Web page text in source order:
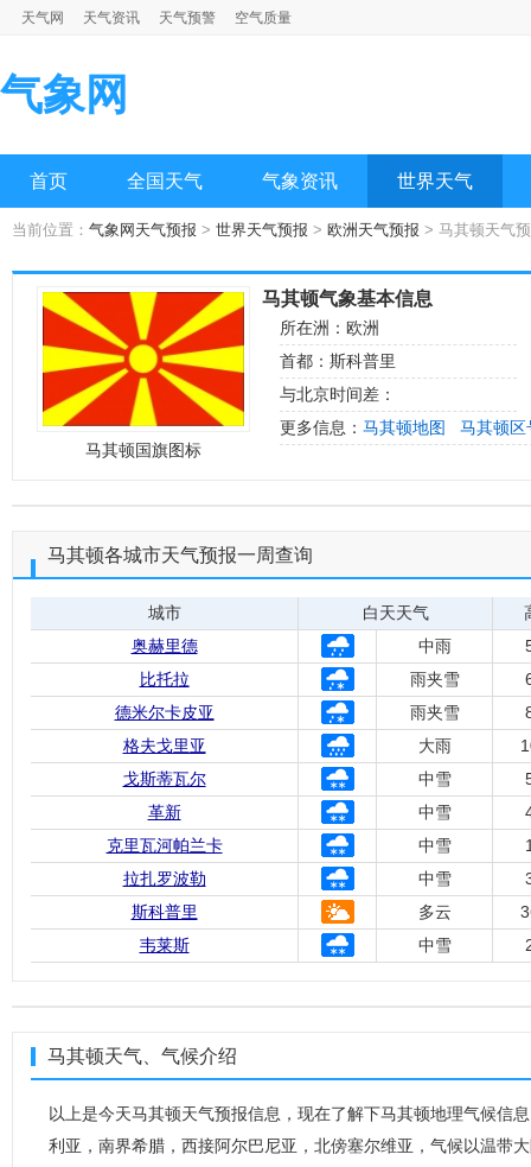
天气网 天气资讯 天气预警 空气质量
气象网
首页 全国天气 气象资讯 世界天气
当前位置： 气象网天气预报 > 世界天气预报 > 欧洲天气预报 > 马其顿天气
马其顿国旗图标
马其顿气象基本信息
所在洲：欧洲
首都：斯科普里
与北京时间差：
更多信息： 马其顿地图 马其顿区
马其顿各城市天气预报一周查询
城市 白天天气
奥赫里德
中雨
比托拉
雨夹雪
德米尔卡皮亚
雨夹雪
格夫戈里亚
大雨
戈斯蒂瓦尔
中雪
革新
中雪
克里瓦河帕兰卡
中雪
拉扎罗波勒
中雪
斯科普里
多云
韦莱斯
中雪
马其顿天气、气候介绍
以上是今天马其顿天气预报信息，现在了解下马其顿地理气候信
利亚，南界希腊，西接阿尔巴尼亚，北傍塞尔维亚，气候以温